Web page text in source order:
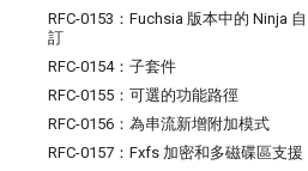
RFC-0153：Fuchsia 版本中的 Ninja 自
訂
RFC-0154：子套件
RFC-0155：可選的功能路徑
RFC-0156：為串流新增附加模式
RFC-0157：Fxfs 加密和多磁碟區支援